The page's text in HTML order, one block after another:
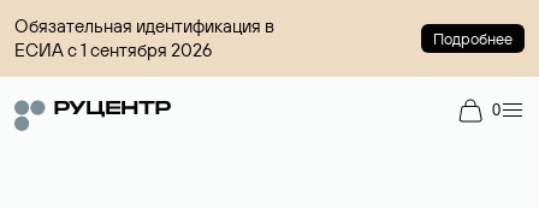
Обязательная идентификация в
ЕСИА с 1 сентября 2026
Подробнее
0